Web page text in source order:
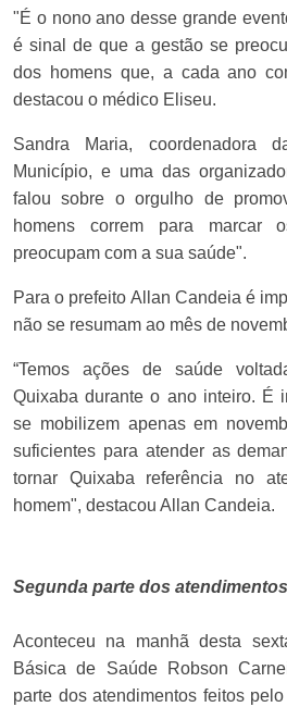
"É o nono ano desse grande
é sinal de que a gestão se
dos homens que, a cada ano
destacou o médico Eliseu.
Sandra Maria, coordenadora
Município, e uma das
falou sobre o orgulho de
homens correm para marcar
preocupam com a sua saúde".
Para o prefeito Allan Candeia é
não se resumam ao mês de
“Temos ações de saúde
Quixaba durante o ano inteiro. É
se mobilizem apenas em
suficientes para atender as
tornar Quixaba referência no
homem", destacou Allan Candeia.
Segunda parte dos atendimentos
Aconteceu na manhã desta
Básica de Saúde Robson
parte dos atendimentos feitos